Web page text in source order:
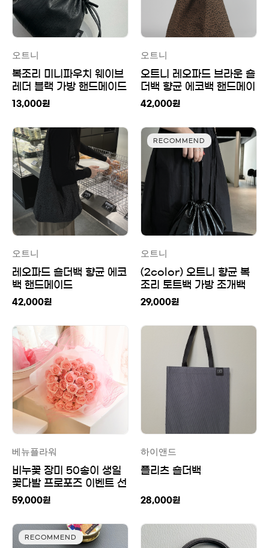
오트니
복조리 미니파우치 웨이브
레더 블랙 가방 핸드메이드
13,000원
오트니
오트니 레오파드 브라운 숄
더백 향균 에코백 핸드메이
드
42,000원
오트니
레오파드 숄더백 향균 에코
백 핸드메이드
42,000원
RECOMMEND
오트니
(2color) 오트니 향균 복
조리 토트백 가방 조개백
핸드메이드
29,000원
베뉴플라워
비누꽃 장미 50송이 생일
꽃다발 프로포즈 이벤트 선
물
59,000원
하이앤드
플리츠 숄더백
28,000원
RECOMMEND